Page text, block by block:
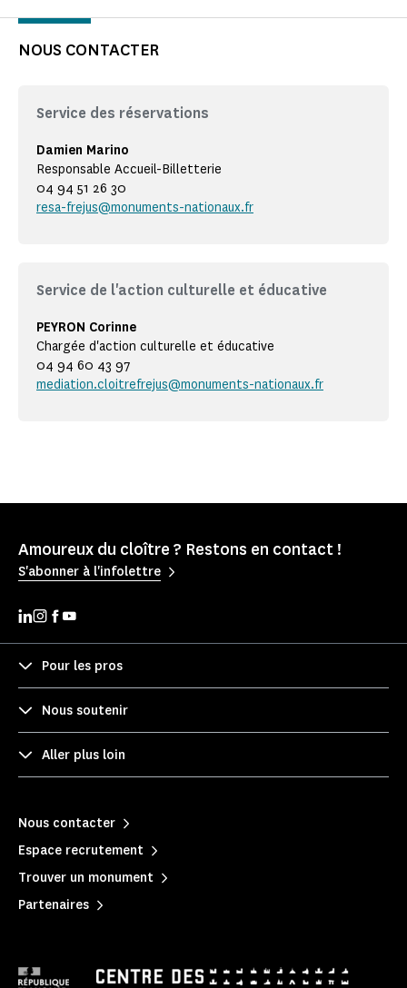
NOUS CONTACTER
Service des réservations
Damien Marino
Responsable Accueil-Billetterie
04 94 51 26 30
resa-frejus@monuments-nationaux.fr
Service de l'action culturelle et éducative
PEYRON Corinne
Chargée d'action culturelle et éducative
04 94 60 43 97
mediation.cloitrefrejus@monuments-nationaux.fr
Amoureux du cloître ? Restons en contact !
S'abonner à l'infolettre
Pour les pros
Nous soutenir
Aller plus loin
Nous contacter
Espace recrutement
Trouver un monument
Partenaires